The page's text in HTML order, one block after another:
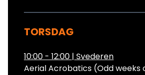
TORSDAG
10:00 - 12:00 | Svederen
Aerial Acrobatics (Odd weeks